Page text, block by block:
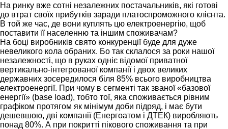
На ринку вже сотні незалежних постачальників, які готові
до втрат своїх прибутків заради платоспроможного клієнта.
В той же час, де вони куплять цю електроенергію, щоб
поставити її населенню та іншим споживачам?
На боці виробників свято конкуренції буде для дуже
невеликого кола обраних. Бо так склалося за роки нашої
незалежності, що в руках одніє відомої приватної
вертикально-інтегрованої компанії і двох великих
державних зосередилося біля 85% всього виробництва
електроенергії. При чому в сегменті так званої «базової
енергії» (base load), тобто тої, яка споживається рівним
графіком протягом як мінімум доби підряд, і має бути
дешевшою, дві компанії (Енергоатом і ДТЕК) виробляють
понад 80%. А при покритті пікового споживання та при